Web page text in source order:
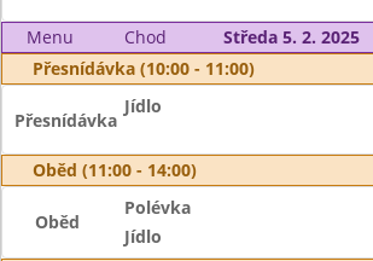
Menu Chod
Středa 5. 2. 2025
Přesnídávka (10:00 - 11:00)
Přesnídávka
Jídlo
Oběd (11:00 - 14:00)
Oběd
Polévka
Jídlo